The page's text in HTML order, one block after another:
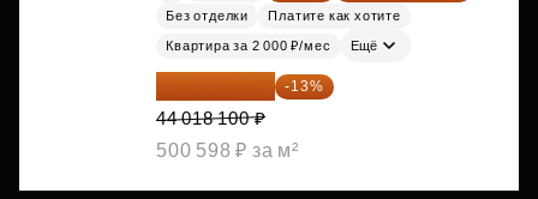
Без отделки
Платите как хотите
Квартира за 2 000 ₽/мес Ещё
38 295 747 ₽ -13%
44 018 100 ₽
500 598 ₽ за м²